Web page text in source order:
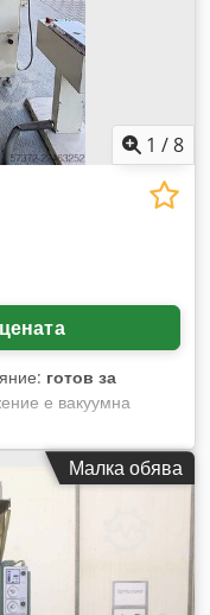
1 /8
готов за
е вакуумна
помпа
мм/350 мм, макс.
отрицателна): 100
100 мм, вакуумна
X/Y/Z:
мм, тегло:
Eyjx Amboa
Малка обява